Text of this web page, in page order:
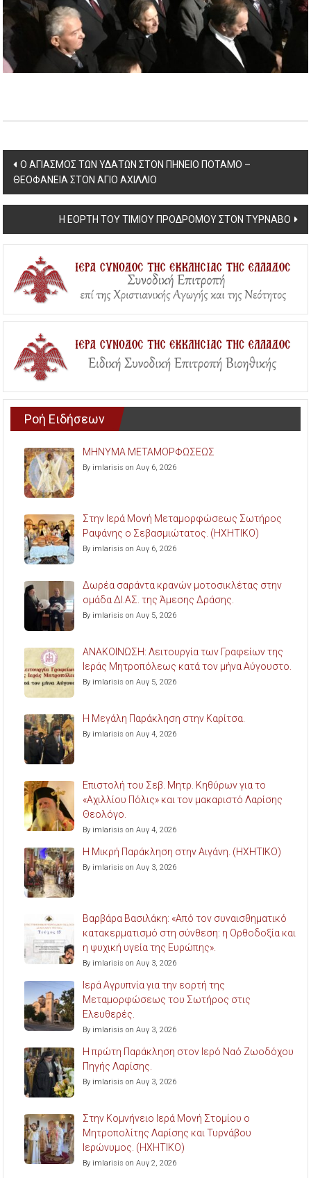
Post
navigation
Ο ΑΓΙΑΣΜΟΣ ΤΩΝ ΥΔΑΤΩΝ ΣΤΟΝ ΠΗΝΕΙΟ ΠΟΤΑΜΟ –
ΘΕΟΦΑΝΕΙΑ ΣΤΟΝ ΑΓΙΟ ΑΧΙΛΛΙΟ
Η ΕΟΡΤΗ ΤΟΥ ΤΙΜΙΟΥ ΠΡΟΔΡΟΜΟΥ ΣΤΟΝ ΤΥΡΝΑΒΟ
Ροή Ειδήσεων
ΜΗΝΥΜΑ ΜΕΤΑΜΟΡΦΩΣΕΩΣ
By imlarisis on Αυγ 6, 2026
Στην Ιερά Μονή Μεταμορφώσεως Σωτήρος
Ραψάνης ο Σεβασμιώτατος. (ΗΧΗΤΙΚΟ)
By imlarisis on Αυγ 6, 2026
Δωρέα σαράντα κρανών μοτοσικλέτας στην
ομάδα ΔΙ.ΑΣ. της Άμεσης Δράσης.
By imlarisis on Αυγ 5, 2026
ΑΝΑΚΟΙΝΩΣΗ: Λειτουργία των Γραφείων της
Ιεράς Μητροπόλεως κατά τον μήνα Αύγουστο.
By imlarisis on Αυγ 5, 2026
Η Μεγάλη Παράκληση στην Καρίτσα.
By imlarisis on Αυγ 4, 2026
Επιστολή του Σεβ. Μητρ. Κηθύρων για το
«Αχιλλίου Πόλις» και τον μακαριστό Λαρίσης
Θεολόγο.
By imlarisis on Αυγ 4, 2026
Η Μικρή Παράκληση στην Αιγάνη. (ΗΧΗΤΙΚΟ)
By imlarisis on Αυγ 3, 2026
Βαρβάρα Βασιλάκη: «Από τον συναισθηματικό
κατακερματισμό στη σύνθεση: η Ορθοδοξία και
η ψυχική υγεία της Ευρώπης».
By imlarisis on Αυγ 3, 2026
Ιερά Αγρυπνία για την εορτή της
Μεταμορφώσεως του Σωτήρος στις
Ελευθερές.
By imlarisis on Αυγ 3, 2026
Η πρώτη Παράκληση στον Ιερό Ναό Ζωοδόχου
Πηγής Λαρίσης.
By imlarisis on Αυγ 3, 2026
Στην Κομνήνειο Ιερά Μονή Στομίου ο
Μητροπολίτης Λαρίσης και Τυρνάβου
Ιερώνυμος. (ΗΧΗΤΙΚΟ)
By imlarisis on Αυγ 2, 2026